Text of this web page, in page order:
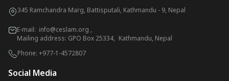
345 Ramchandra Marg, Battisputali, Kathmandu - 9, Nepal
E-mail: info@ceslam.org ,
Mailing address: GPO Box 25334, Kathmandu, Nepal
Phone: +977-1-4572807
Social Media